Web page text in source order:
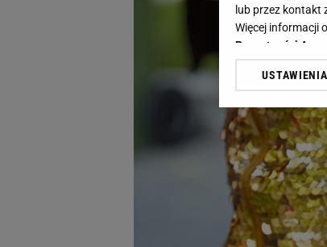
lub przez kontakt
Więcej informacji
Prywatności
Klikając
dotyczące plików
odnośnik
plików cookie
My, nasi Zaufani
Użycie
Przechowywanie
badnie odbiorców